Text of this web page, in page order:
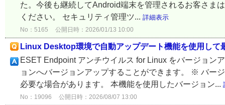
た。今後も継続してAndroid端末を管理されるお客さま
ください。 セキュリティ管理ツ... 詳細表示
No：5165 公開日時：2026/01/13 10:00
Linux Desktop環境で自動アップデート機能を使用して
ESET Endpoint アンチウイルス for Linux をバージョン
ョンへバージョンアップすることができます。 ※ バー
必要な場合があります。 本機能を使用したバージョン...
No：19096 公開日時：2026/08/07 13:00